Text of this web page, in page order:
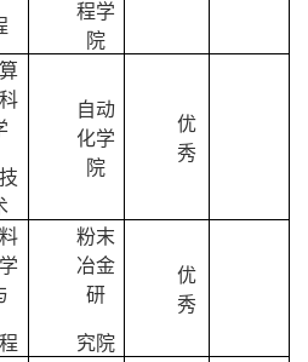
程学
院
自动
化学
院
优
秀
粉末
冶金
研
究院
优
秀